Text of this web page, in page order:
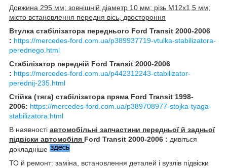
Довжина 295 мм; зовнішній діаметр 10 мм; різь M12x1,5 мм;
місто встановлення передня вісь, двостороння
Втулка стабілізатора переднього Ford Transit 2000-2006
: https://mercedes-ford.com.ua/p389937719-vtulka-stabilizatora-
perednego.html
Стабілізатор передній Ford Transit 2000-2006
: https://mercedes-ford.com.ua/p442312243-ctabilizator-
perednij-235.html
Стійка (тяга) стабілізатора пряма Ford Transit 1998-
2006: https://mercedes-ford.com.ua/p389708977-stojka-tyaga-
stabilizatora.html
В наявності автомобільні запчастини передньої й задньої
підвіски автомобіля Ford Transit 2000-2006 : дивіться
докладніше
ТО й ремонт: заміна, встановлення деталей і вузлів підвіски